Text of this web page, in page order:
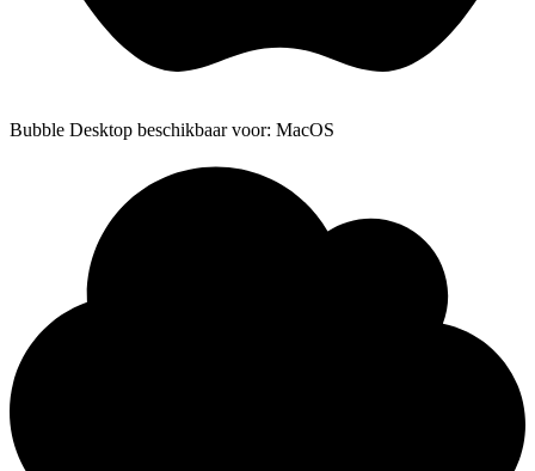
Bubble Desktop beschikbaar voor: MacOS